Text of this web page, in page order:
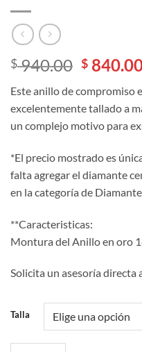
$940.00 El
original
era:
$
$
Este anillo de compromiso
excelentemente tallado a
un complejo motivo para
*El precio mostrado es
falta agregar el diamante
en la categoría de
**Caracteristicas:
Montura del Anillo en oro
Solicita un asesoría
Talla